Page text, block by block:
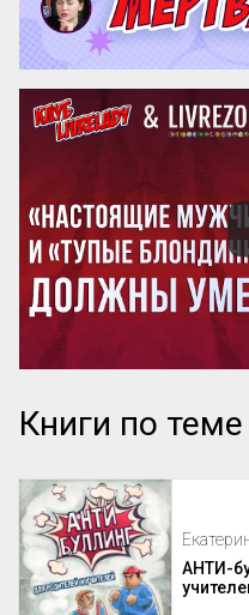
Книги по теме
АНТИ-